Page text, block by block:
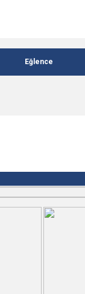
Eğlence